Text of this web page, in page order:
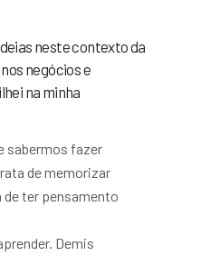
neste contexto da
negócios e
na minha
sabermos fazer
de memorizar
ter pensamento
Demis